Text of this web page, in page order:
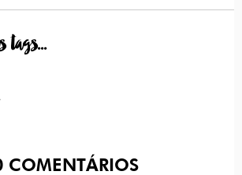
tags...
COMENTÁRIOS